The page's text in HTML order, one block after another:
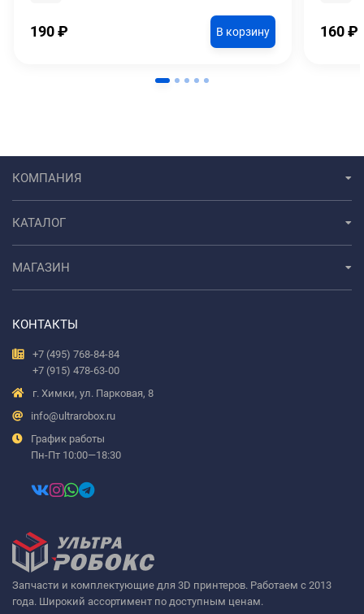
190₽ В корзину 160₽
Запчасти и комплектующие для 3D принтеров. Работаем с 2013
года. Широкий ассортимент по доступным ценам.
КОМПАНИЯ
КАТАЛОГ
МАГАЗИН
КОНТАКТЫ
+7 (495) 768-84-84
+7 (915) 478-63-00
г. Химки, ул. Парковая, 8
info@ultrarobox.ru
График работы
Пн-Пт 10:00—18:30